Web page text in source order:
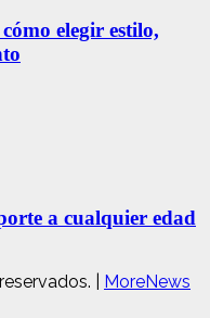
elegir estilo,
a cualquier edad
MoreNews